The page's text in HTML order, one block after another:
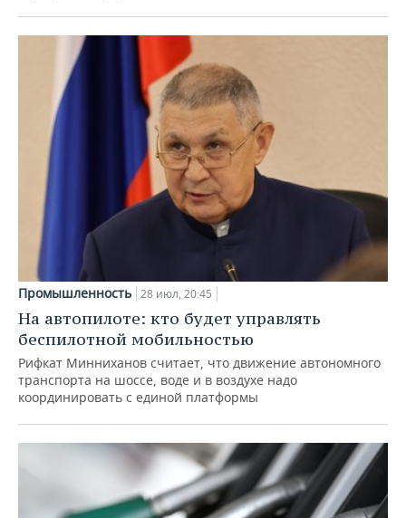
Промышленность 28 июл, 20:45
На автопилоте: кто будет управлять
беспилотной мобильностью
Рифкат Минниханов считает, что движение автономного
транспорта на шоссе, воде и в воздухе надо
координировать с единой платформы